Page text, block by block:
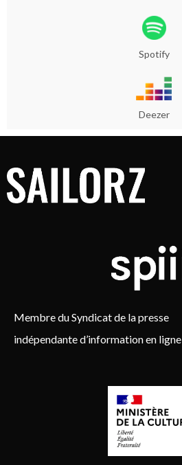
Spotify
Deezer
Membre du Syndicat de la presse
indépendante d’information en ligne